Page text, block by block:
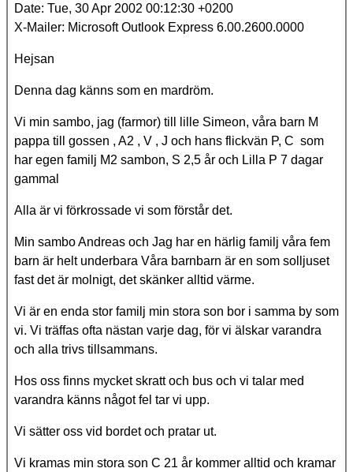
Date: Tue, 30 Apr 2002 00:12:30 +0200
X-Mailer: Microsoft Outlook Express 6.00.2600.0000
Hejsan
Denna dag känns som en mardröm.
Vi min sambo, jag (farmor) till lille Simeon, våra barn M
pappa till gossen , A2 , V , J och hans flickvän P, C som
har egen familj M2 sambon, S 2,5 år och Lilla P 7 dagar
gammal
Alla är vi förkrossade vi som förstår det.
Min sambo Andreas och Jag har en härlig familj våra fem
barn är helt underbara Våra barnbarn är en som solljuset
fast det är molnigt, det skänker alltid värme.
Vi är en enda stor familj min stora son bor i samma by som
vi. Vi träffas ofta nästan varje dag, för vi älskar varandra
och alla trivs tillsammans.
Hos oss finns mycket skratt och bus och vi talar med
varandra känns något fel tar vi upp.
Vi sätter oss vid bordet och pratar ut.
Vi kramas min stora son C 21 år kommer alltid och kramar